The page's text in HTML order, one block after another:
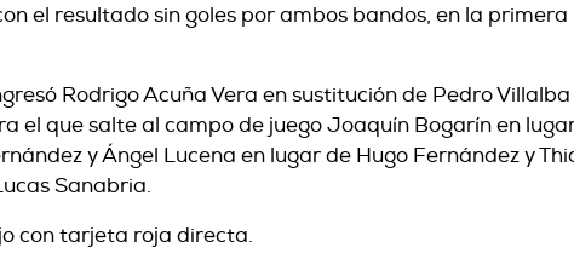
el resultado sin goles por ambos bandos, en la
Rodrigo Acuña Vera en sustitución de Pedro
el que salte al campo de juego Joaquín Bogarín en
y Ángel Lucena en lugar de Hugo Fernández y
Sanabria.
con tarjeta roja directa.